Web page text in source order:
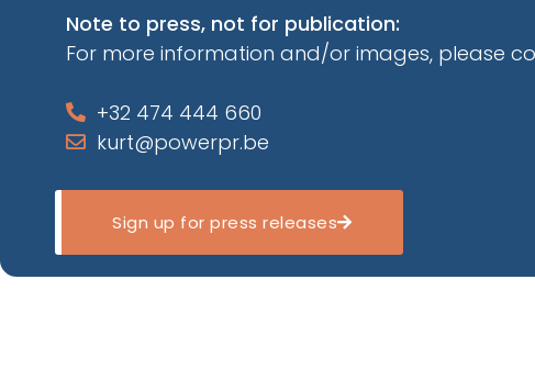
Note to press, not for publication:
For more information and/or images, please
+32 474 444 660
kurt@powerpr.be
Sign up for press releases